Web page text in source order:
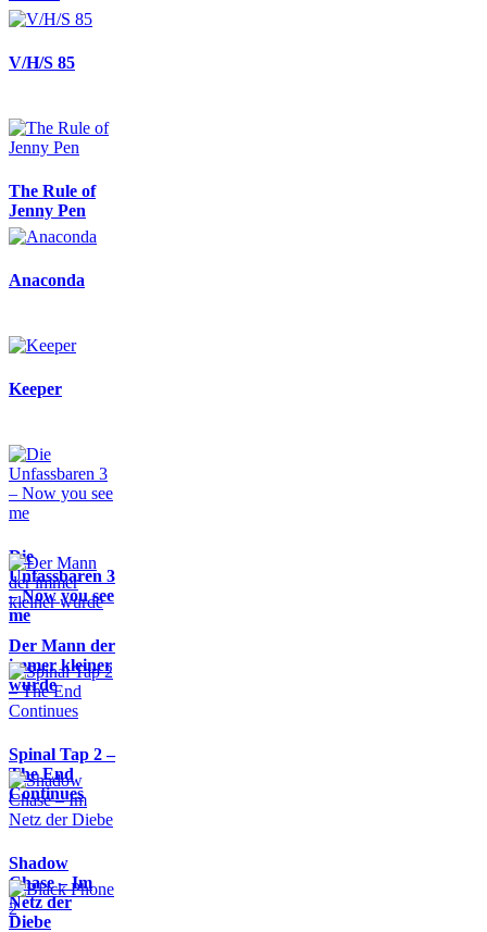
V/H/S 85
The Rule of
Jenny Pen
Anaconda
Keeper
Die
Unfassbaren 3
– Now you see
me
Der Mann der
immer kleiner
wurde
Spinal Tap 2 –
The End
Continues
Shadow
Chase – Im
Netz der
Diebe